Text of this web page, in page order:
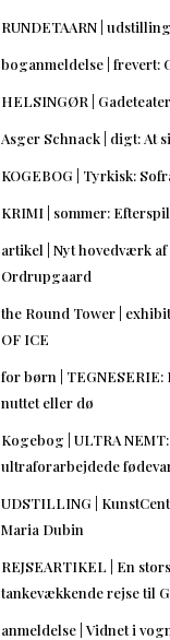
RUNDETAARN |
boganmeldelse | frevert:
HELSINGØR |
Asger Schnack | digt: At
KOGEBOG | Tyrkisk:
KRIMI | sommer:
artikel | Nyt hovedværk
Ordrupgaard
the Round Tower |
OF ICE
for børn |
nuttet eller dø
Kogebog | ULTRA
ultraforarbejdede
UDSTILLING |
Maria Dubin
REJSEARTIKEL | En
tankevækkende rejse til
anmeldelse | Vidnet i